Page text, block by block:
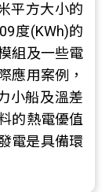
平方大小的
度(KWh)的
組及一些電
應用案例，
小船及溫差
的熱電優值
電是具備環